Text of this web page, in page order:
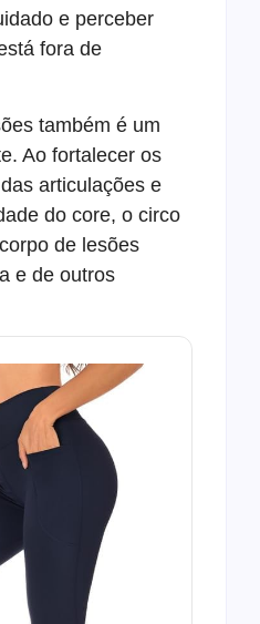
e perceber
fora de
também é um
Ao fortalecer os
articulações e
do core, o circo
de lesões
e de outros